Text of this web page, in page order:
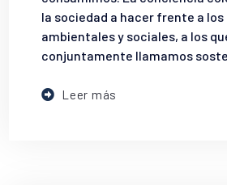
la sociedad a hacer frente a
ambientales y sociales, a los
conjuntamente llamamos
Leer más